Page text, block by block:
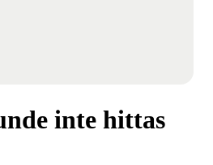
inte hittas